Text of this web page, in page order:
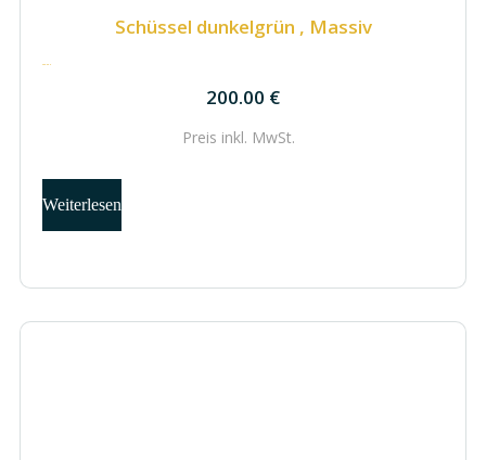
Schüssel dunkelgrün , Massiv
200.00 €
200.00 €
Preis inkl. MwSt.
Weiterlesen